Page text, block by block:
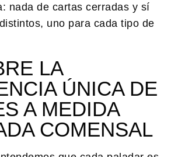
nada de cartas cerradas y sí
uno para cada tipo de
LA
ÚNICA DE
A MEDIDA
COMENSAL